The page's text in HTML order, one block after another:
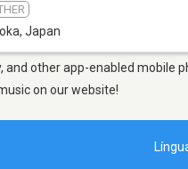
, Japan
other app-enabled mobile
on our website!